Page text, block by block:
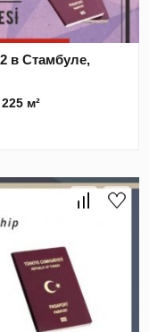
в Стамбуле,
225 м²